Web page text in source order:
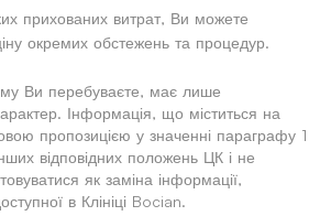
прихованих витрат, Ви можете
окремих обстежень та процедур.
Ви перебуваєте, має лише
Інформація, що міститься на
пропозицією у значенні параграфу 1
відповідних положень ЦК і не
як заміна інформації,
в Клініці Bocian.